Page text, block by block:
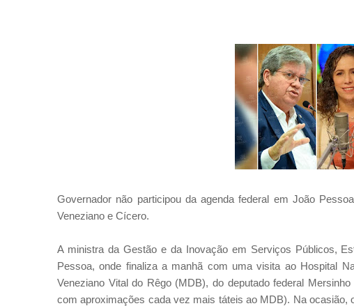
Governador não participou da agenda federal em João
Veneziano e Cícero.
A ministra da Gestão e da Inovação em Serviços Públicos,
Pessoa, onde finaliza a manhã com uma visita ao Hospital
Veneziano Vital do Rêgo (MDB), do deputado federal
com aproximações cada vez mais táteis ao MDB). Na